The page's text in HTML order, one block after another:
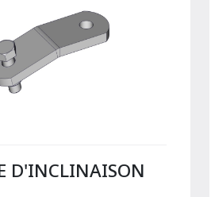
D'INCLINAISON